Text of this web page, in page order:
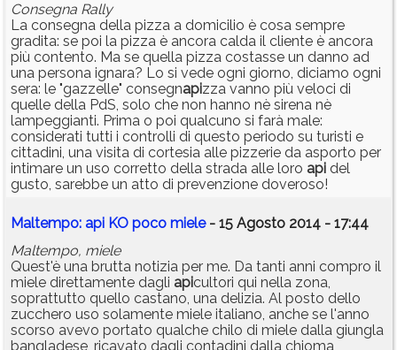
Consegna Rally
La consegna della pizza a domicilio è cosa sempre
gradita: se poi la pizza è ancora calda il cliente è ancora
più contento. Ma se quella pizza costasse un danno ad
una persona ignara? Lo si vede ogni giorno, diciamo ogni
sera: le "gazzelle" consegnapizza vanno più veloci di
quelle della PdS, solo che non hanno nè sirena nè
lampeggianti. Prima o poi qualcuno si farà male:
considerati tutti i controlli di questo periodo su turisti e
cittadini, una visita di cortesia alle pizzerie da asporto per
intimare un uso corretto della strada alle loro api del
gusto, sarebbe un atto di prevenzione doveroso!
Maltempo: api KO poco miele- 15 Agosto 2014 - 17:44
Maltempo, miele
Quest'è una brutta notizia per me. Da tanti anni compro il
miele direttamente dagli apicultori qui nella zona,
soprattutto quello castano, una delizia. Al posto dello
zucchero uso solamente miele italiano, anche se l'anno
scorso avevo portato qualche chilo di miele dalla giungla
bangladese, ricavato dagli contadini dalla chioma